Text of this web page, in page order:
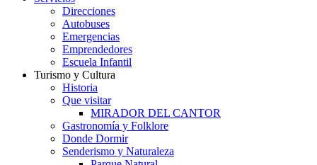
Direcciones
Autobuses
Emergencias
Emprendedores
Escuela Infantil
Turismo y Cultura
Historia
Que visitar
MIRADOR DEL CANTOR
Gastronomía y Folklore
Donde Dormir
Senderismo y Naturaleza